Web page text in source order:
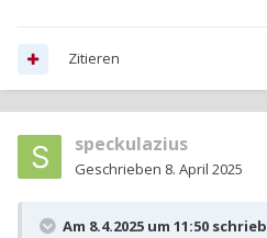
Zitieren
speckulazius
Geschrieben 8. April 2025
Am 8.4.2025 um 11:50 schrieb